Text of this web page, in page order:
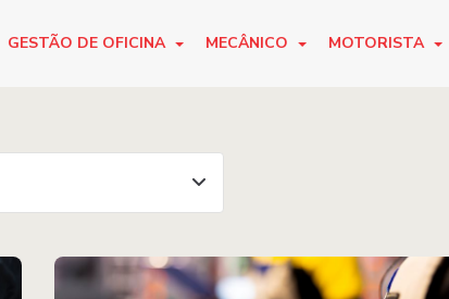
GESTÃO DE OFICINA MECÂNICO MOTORISTA